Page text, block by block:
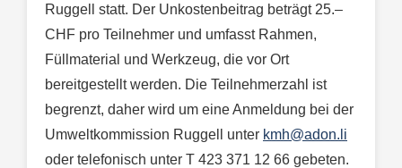
Ruggell statt. Der Unkostenbeitrag beträgt 25.–
CHF pro Teilnehmer und umfasst Rahmen,
Füllmaterial und Werkzeug, die vor Ort
bereitgestellt werden. Die Teilnehmerzahl ist
begrenzt, daher wird um eine Anmeldung bei der
Umweltkommission Ruggell unter kmh@adon.li
oder telefonisch unter T 423 371 12 66 gebeten.